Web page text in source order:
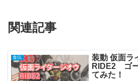
関連記事
食玩
装動 仮面ラ
RIDE2 ゴ
てみた！